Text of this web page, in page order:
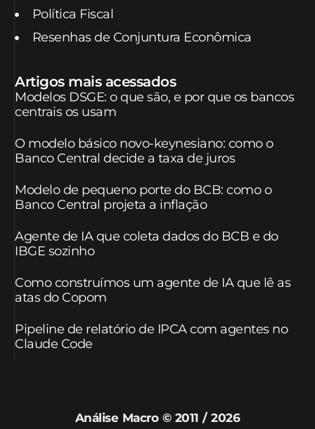
Política Fiscal
Resenhas de Conjuntura Econômica
Artigos mais acessados
Modelos DSGE: o que são, e por que os bancos
centrais os usam
O modelo básico novo-keynesiano: como o
Banco Central decide a taxa de juros
Modelo de pequeno porte do BCB: como o
Banco Central projeta a inflação
Agente de IA que coleta dados do BCB e do
IBGE sozinho
Como construímos um agente de IA que lê as
atas do Copom
Pipeline de relatório de IPCA com agentes no
Claude Code
Análise Macro © 2011 / 2026